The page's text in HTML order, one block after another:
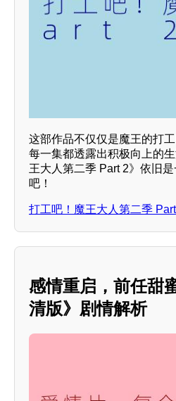
这部作品不仅仅是魔王的打
每一集都透露出积极向上的
王大人第二季 Part 2》依旧
吧！
打工吧！魔王大人第二季
感情重启，前任甜
清版》剧情解析